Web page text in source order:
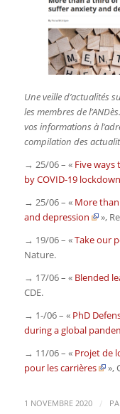
Une veille d’actualités
les membres de
vos informations à
compilation des
→ 25/06 – « Five ways
by COVID-19
→ 25/06 – « More
and depression
»,
→ 19/06 – «Take our
Nature.
→ 17/06 – « Blended
CDE.
→ 1-/06 – « PhD
during a global
→ 11/06 – « Projet de
pour les carrières
»,
1 NOVEMBRE 2020 /